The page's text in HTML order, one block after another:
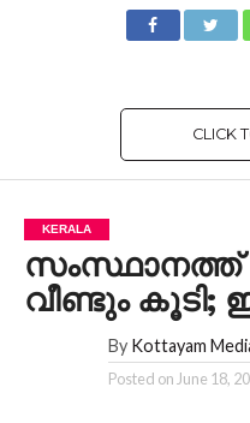
CLICK
KERALA
വീണ്ടും കൂടി;
By Kottayam
Posted onJune 18,